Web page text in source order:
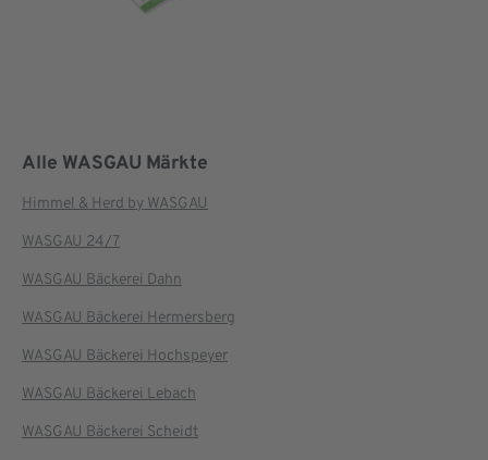
Alle WASGAU Märkte
Himmel & Herd by WASGAU
WASGAU 24/7
WASGAU Bäckerei Dahn
WASGAU Bäckerei Hermersberg
WASGAU Bäckerei Hochspeyer
WASGAU Bäckerei Lebach
WASGAU Bäckerei Scheidt